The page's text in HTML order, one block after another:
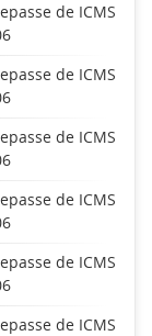
de ICMS
de ICMS
de ICMS
de ICMS
de ICMS
de ICMS